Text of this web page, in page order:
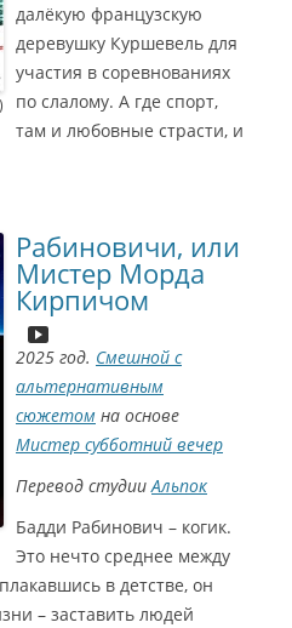
далёкую французскую
деревушку Куршевель для
участия в соревнованиях
по слалому. А где спорт,
там и любовные страсти, и
Рабиновичи, или
Мистер Морда
Кирпичом
2025 год. Смешной с
альтернативным
сюжетом на основе
Мистер субботний вечер
Перевод студииАльпок
Бадди Рабинович – когик.
Это нечто среднее между
в детстве, он
– заставить людей